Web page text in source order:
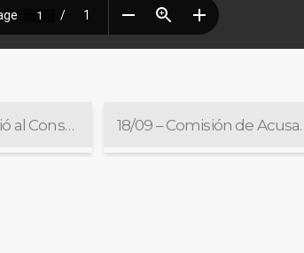
La DAIA reconoció al Consejo por adoptar la definición de antisemitismo de la IHRA 18/09 –